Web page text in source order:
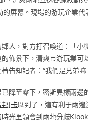
的屏幕。現場的游玩企業
人，對方打召喚道：「
佈景下，清爽市游玩業
告知記者：“我們是兄弟
降至零下，密斯異樣兩邊
J卡以到了，這有利于兩
光里領會到兩地分歧